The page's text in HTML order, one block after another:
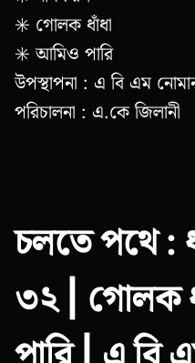
✳️ গোলক ধাঁধা
✳️ আমিও পারি
উপস্থাপনা : এ বি এম
পরিচালনা : এ.কে জিলানী
চলতে পথে :
৩২ | গোলক